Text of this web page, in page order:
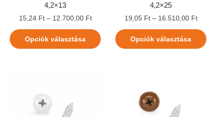
4,2×13
15,24 Ft– 12.700,00 Ft
Opciók választása
4,2×25
19,05 Ft– 16.510,00 Ft
Opciók választása